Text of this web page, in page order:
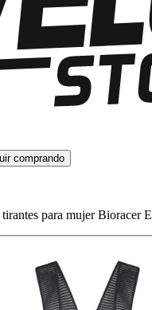
comprando
para mujer Bioracer